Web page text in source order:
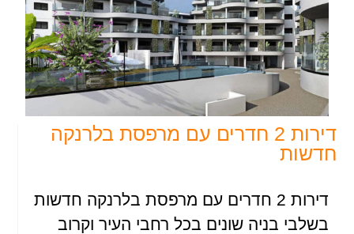
דירות 2 חדרים עם מרפסת בלרנקה
חדשות
דירות 2 חדרים עם מרפסת בלרנקה חדשות
בשלבי בניה שונים בכל רחבי העיר וקרוב